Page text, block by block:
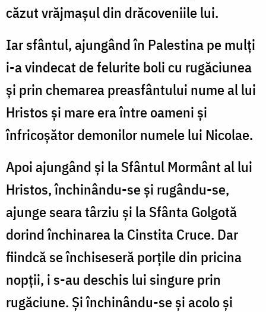
căzut vrăjmașul din drăcoveniile lui.
Iar sfântul, ajungând în Palestina pe mulți
i-a vindecat de felurite boli cu rugăciunea
și prin chemarea preasfântului nume al lui
Hristos și mare era între oameni și
înfricoșător demonilor numele lui Nicolae.
Apoi ajungând și la Sfântul Mormânt al lui
Hristos, închinându-se și rugându-se,
ajunge seara târziu și la Sfânta Golgotă
dorind închinarea la Cinstita Cruce. Dar
fiindcă se închiseseră porțile din pricina
nopții, i s-au deschis lui singure prin
rugăciune. Și închinându-se și acolo și